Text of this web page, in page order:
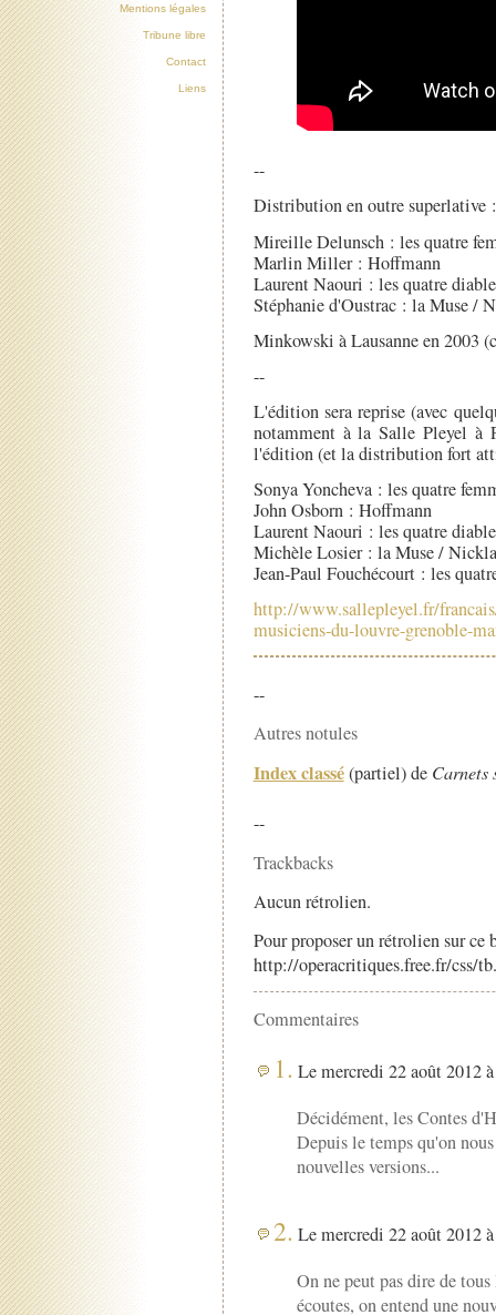
--
Distribution en outre superlative :
Mireille Delunsch : les quatre
Marlin Miller : Hoffmann
Laurent Naouri : les quatre
Stéphanie d'Oustrac : la Muse /
Minkowski à Lausanne en 2003
--
L'édition sera reprise (avec
notamment à la Salle Pleyel à
l'édition (et la distribution fort
Sonya Yoncheva : les quatre
John Osborn : Hoffmann
Laurent Naouri : les quatre
Michèle Losier : la Muse /
Jean-Paul Fouchécourt : les
http://www.sallepleyel.fr/
musiciens-du-louvre-grenoble-
--
Autres notules
Index classé(partiel) de Carnets
--
Trackbacks
Aucun rétrolien.
Pour proposer un rétrolien sur
http://operacritiques.free.fr/css/
Commentaires
1. Le mercredi 22 août 2012
Décidément, les Contes
Depuis le temps qu'on
nouvelles versions...
2. Le mercredi 22 août 2012
On ne peut pas dire de
écoutes, on entend une
Mentions légales
Tribune libre
Contact
Liens